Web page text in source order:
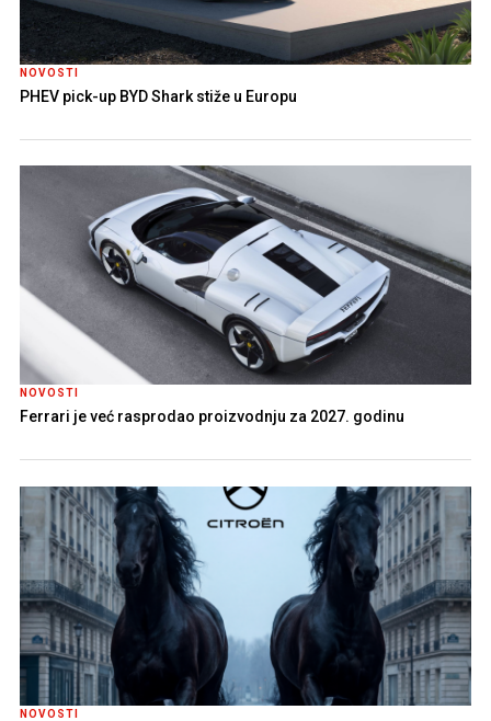
NOVOSTI
PHEV pick-up BYD Shark stiže u Europu
NOVOSTI
Ferrari je već rasprodao proizvodnju za 2027. godinu
NOVOSTI